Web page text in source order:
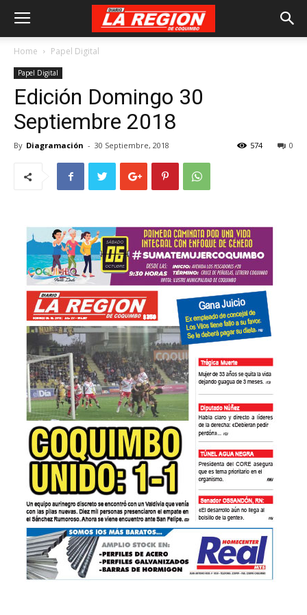
Home Papel Digital
Papel Digital
Edición Domingo 30
Septiembre 2018
By Diagramación - 30 Septiembre, 2018 0
574